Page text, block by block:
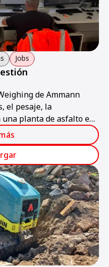
Jobs
de Ammann
el pesaje, la
una planta de asfalto en